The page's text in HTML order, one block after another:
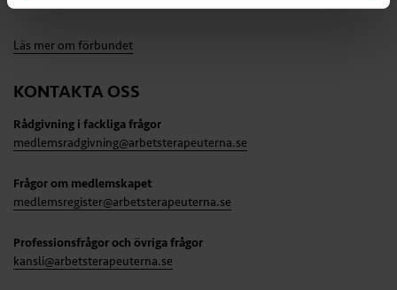
Läs mer om förbundet
KONTAKTA OSS
Rådgivning i fackliga frågor
medlemsradgivning@arbetsterapeuterna.se
Frågor om medlemskapet
medlemsregister@arbetsterapeuterna.se
Professionsfrågor och övriga frågor
kansli@arbetsterapeuterna.se